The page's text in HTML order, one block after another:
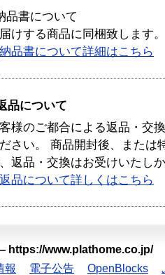
品書について
けする商品に同梱致します。
納品書について詳細はこちら
品について
様のご都合による返品・交
さい。 商品開封後、または
返品・交換はお受けいたし
返品について詳しくはこちら
https://www.plathome.co.jp/
報 電子公告 OpenBlocks